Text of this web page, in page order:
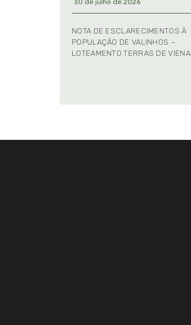
NOTA DE ESCLARECIMENTOS À
POPULAÇÃO DE VALINHOS –
LOTEAMENTO TERRAS DE VIENA